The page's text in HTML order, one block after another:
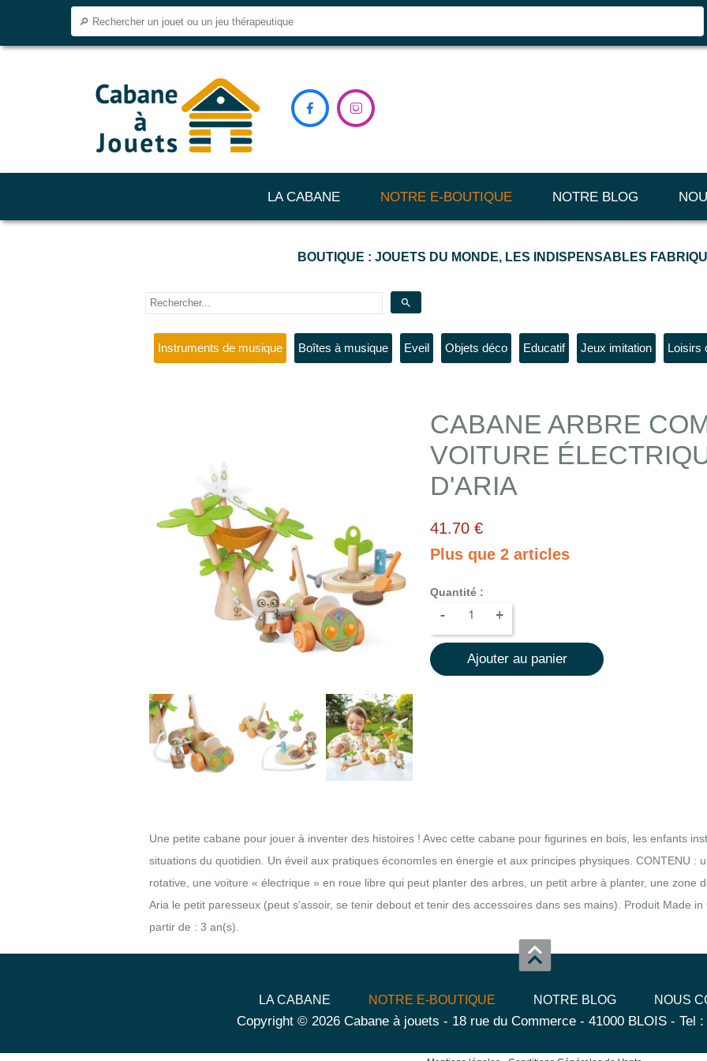
LA CABANE NOTRE E-BOUTIQUE NOTRE BLOG
LA CABANE NOTRE E-BOUTIQUE NOTRE BLOG NOUS
Copyright © 2026 Cabane à jouets - 18 rue du Commerce - 41000 BLOIS - Tel
 
BOUTIQUE : JOUETS DU MONDE, LES INDISPENSABLES
search
Instruments de musique Boîtes à musique Eveil Objets déco Educatif Jeux imitation Loisirs
CABANE ARBRE
VOITURE
D'ARIA
41.70 €
Plus que 2 articles
Quantité :
- +
Ajouter au panier
Une petite cabane pour jouer à inventer des histoires ! Avec cette cabane pour figurines en bois, les enfants
situations du quotidien. Un éveil aux pratiques économIes en énergie et aux principes physiques. CONTENU :
rotative, une voiture « électrique » en roue libre qui peut planter des arbres, un petit arbre à planter, une zone
Aria le petit paresseux (peut s’assoir, se tenir debout et tenir des accessoires dans ses mains). Produit Made
partir de : 3 an(s).